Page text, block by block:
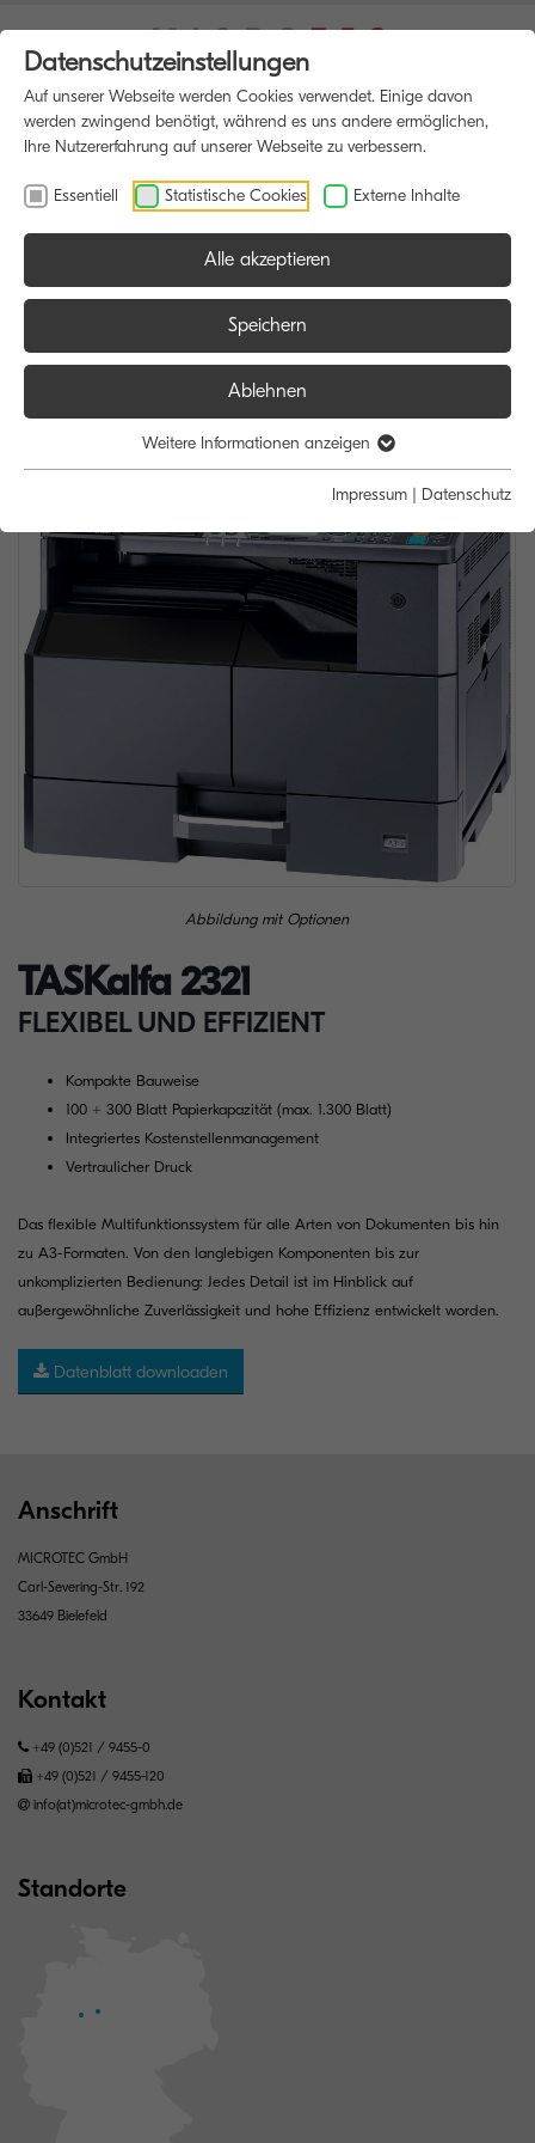
Abbildung mit Optionen
TASKalfa 2321
FLEXIBEL UND EFFIZIENT
Kompakte Bauweise
100 + 300 Blatt Papierkapazität (max. 1.300 Blatt)
Integriertes Kostenstellenmanagement
Vertraulicher Druck
Das flexible Multifunktionssystem für alle Arten von Dokumenten bis hin
zu A3-Formaten. Von den langlebigen Komponenten bis zur
unkomplizierten Bedienung: Jedes Detail ist im Hinblick auf
außergewöhnliche Zuverlässigkeit und hohe Effizienz entwickelt worden.
Datenblatt downloaden
Anschrift
MICROTEC GmbH
Carl-Severing-Str. 192
33649 Bielefeld
Kontakt
+49 (0)521 / 9455-0
+49 (0)521 / 9455-120
info(at)microtec-gmbh.de
Standorte
Datenschutzeinstellungen
Auf unserer Webseite werden Cookies verwendet. Einige davon
werden zwingend benötigt, während es uns andere ermöglichen,
Ihre Nutzererfahrung auf unserer Webseite zu verbessern.
Essentiell Statistische Cookies Externe Inhalte
Alle akzeptieren
Speichern
Ablehnen
Weitere Informationen anzeigen
Impressum | Datenschutz